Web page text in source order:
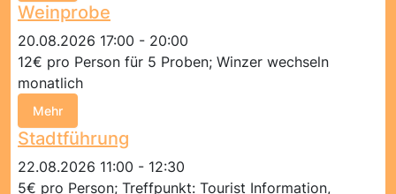
Weinprobe
20.08.2026 17:00 - 20:00
12€ pro Person für 5 Proben; Winzer wechseln
monatlich
Mehr
Stadtführung
22.08.2026 11:00 - 12:30
5€ pro Person; Treffpunkt: Tourist Information,